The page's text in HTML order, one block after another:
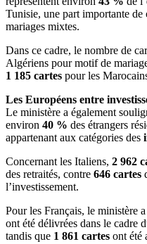
Tunisie, une part importante de
mariages mixtes.
Dans ce cadre, le nombre de
Algériens pour motif de
1 185 cartes pour les
Les Européens entre
Le ministère a également
environ 40 % des étrangers
appartenant aux catégories des
Concernant les Italiens, 2 962
des retraités, contre 646 cartes
l’investissement.
Pour les Français, le ministère
ont été délivrées dans le cadre
tandis que 1 861 cartes ont été